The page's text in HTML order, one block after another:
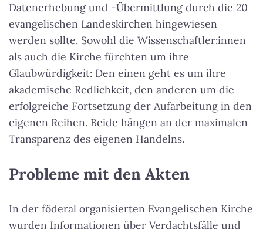
Datenerhebung und -Übermittlung durch die 20
evangelischen Landeskirchen hingewiesen
werden sollte. Sowohl die Wissenschaftler:innen
als auch die Kirche fürchten um ihre
Glaubwürdigkeit: Den einen geht es um ihre
akademische Redlichkeit, den anderen um die
erfolgreiche Fortsetzung der Aufarbeitung in den
eigenen Reihen. Beide hängen an der maximalen
Transparenz des eigenen Handelns.
Probleme mit den Akten
In der föderal organisierten Evangelischen Kirche
wurden Informationen über Verdachtsfälle und